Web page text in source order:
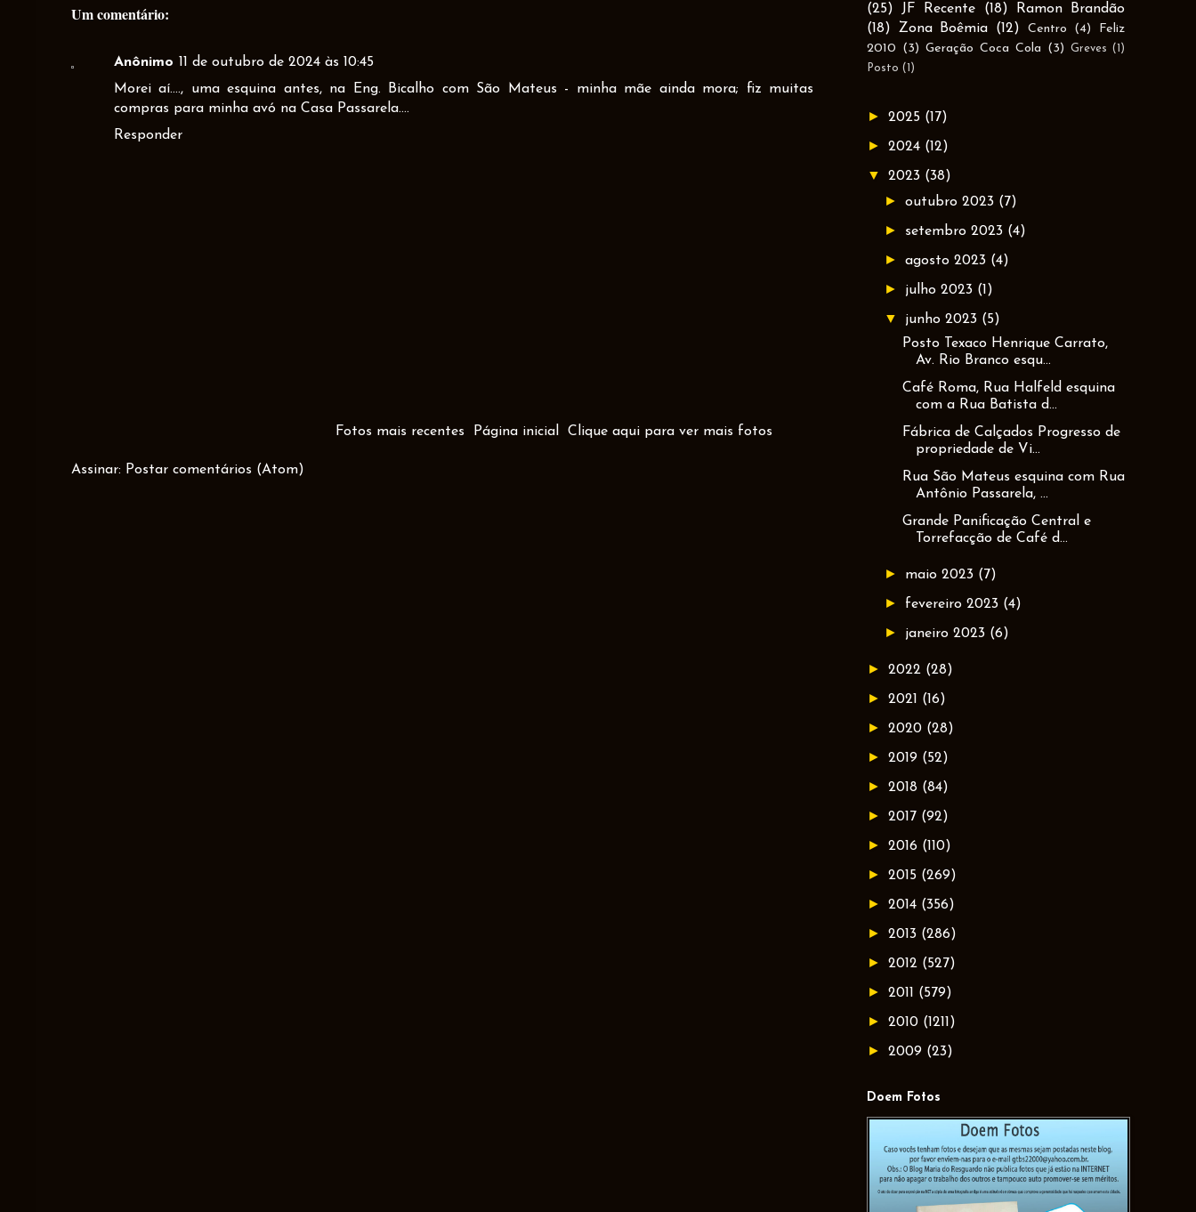
Um comentário:
Anônimo 11 de outubro de 2024 às 10:45
Morei aí...., uma esquina antes, na Eng. Bicalho com São Mateus - minha mãe ainda mora; fiz muitas
compras para minha avó na Casa Passarela....
Responder
Fotos mais recentes Página inicial Clique aqui para ver mais fotos
Assinar: Postar comentários (Atom)
(25)
JF Recente (18)
Ramon Brandão
(18)
Zona Boêmia (12) Centro (4)
Feliz
2010 (3) Geração Coca Cola (3) Greves (1)
Posto (1)
► 2025 (17)
► 2024 (12)
▼ 2023 (38)
►outubro 2023 (7)
► setembro 2023 (4)
►agosto 2023 (4)
► julho 2023 (1)
▼ junho 2023 (5)
Posto Texaco Henrique Carrato,
Av. Rio Branco esqu...
Café Roma, Rua Halfeld esquina
com a Rua Batista d...
Fábrica de Calçados Progresso de
propriedade de Vi...
Rua São Mateus esquina com Rua
Antônio Passarela, ...
Grande Panificação Central e
Torrefacção de Café d...
► maio 2023 (7)
► fevereiro 2023 (4)
► janeiro 2023 (6)
► 2022 (28)
► 2021 (16)
► 2020 (28)
► 2019 (52)
► 2018 (84)
► 2017 (92)
► 2016 (110)
► 2015 (269)
► 2014 (356)
► 2013 (286)
► 2012 (527)
► 2011 (579)
► 2010 (1211)
► 2009 (23)
Doem Fotos